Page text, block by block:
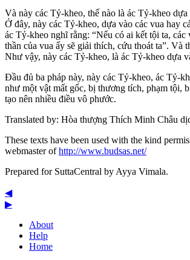
Và này các Tỷ-kheo, thế nào là ác Tỷ-kheo dựa
Ở đây, này các Tỷ-kheo, dựa vào các vua hay
ác Tỷ-kheo nghĩ rằng: “Nếu có ai kết tội ta, các
thần của vua ấy sẽ giải thích, cứu thoát ta”. Và
Như vậy, này các Tỷ-kheo, là ác Tỷ-kheo dựa
Ðầu đủ ba pháp này, này các Tỷ-kheo, ác Tỷ-
như một vật mất gốc, bị thương tích, phạm tội,
tạo nên nhiều điều vô phước.
Translated by: Hòa thượng Thích Minh Châu
These texts have been used with the kind
webmaster ofhttp://www.budsas.net/
Prepared for SuttaCentral by Ayya Vimala.
◀
▶
About
Help
Home